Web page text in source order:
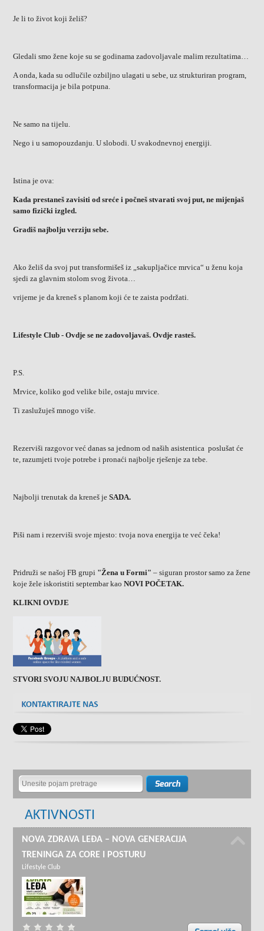
Je li to život koji želiš?
Gledali smo žene koje su se godinama zadovoljavale malim rezultatima…
A onda, kada su odlučile ozbiljno ulagati u sebe, uz strukturiran program,
transformacija je bila potpuna.
Ne samo na tijelu.
Nego i u samopouzdanju. U slobodi. U svakodnevnoj energiji.
Istina je ova:
Kada prestaneš zavisiti od sreće i počneš stvarati svoj put, ne mijenjaš
samo fizički izgled.
Gradiš najbolju verziju sebe.
Ako želiš da svoj put transformišeš iz „sakupljačice mrvica“ u ženu koja
sjedi za glavnim stolom svog života…
vrijeme je da kreneš s planom koji će te zaista podržati.
Lifestyle Club - Ovdje se ne zadovoljavaš. Ovdje rasteš.
P.S.
Mrvice, koliko god velike bile, ostaju mrvice.
Ti zaslužuješ mnogo više.
Rezerviši razgovor već danas sa jednom od naših asistentica poslušat će
te, razumjeti tvoje potrebe i pronaći najbolje rješenje za tebe.
Najbolji trenutak da kreneš jeSADA.
Piši nam i rezerviši svoje mjesto: tvoja nova energija te već čeka!
Pridruži se našoj FB grupi "Žena u Formi" – siguran prostor samo za žene
koje žele iskoristiti septembar kaoNOVI POČETAK.
KLIKNI OVDJE
STVORI SVOJU NAJBOLJU BUDUĆNOST.
AKTIVNOSTI
NOVA ZDRAVA LEĐA – NOVA GENERACIJA
TRENINGA ZA CORE I POSTURU
Lifestyle Club